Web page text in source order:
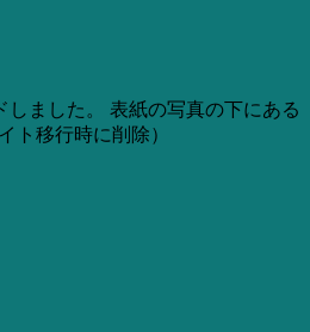
ました。 表紙の写真の下にあ
ト移行時に削除）